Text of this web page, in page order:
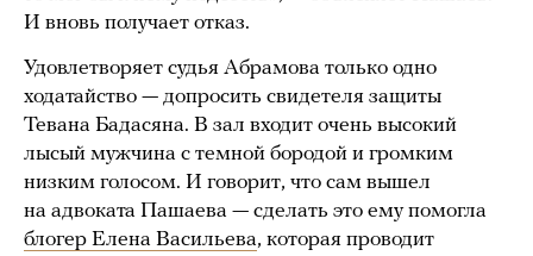
И вновь получает отказ.
Удовлетворяет судья Абрамова только одно
ходатайство — допросить свидетеля защиты
Тевана Бадасяна. В зал входит очень высокий
лысый мужчина с темной бородой и громким
низким голосом. И говорит, что сам вышел
на адвоката Пашаева — сделать это ему помогла
блогер Елена Васильева, которая проводит